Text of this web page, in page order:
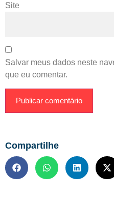
Compartilhe
Site
Salvar meus dados neste
que eu comentar.